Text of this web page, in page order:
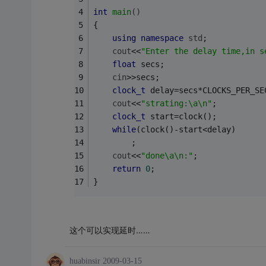
int main()
{
using
namespace std ;
cout<<"Enter the delay time,in
float secs;
cin>>secs;
clock_t
cout<<"strating:\a\n" ;
clock_t start=clock();
while(clock()-start<delay)
		;
cout<<"done\a\n:" ;
return 0;
}
这个可以实现延时……
huabinsir 2009-03-15